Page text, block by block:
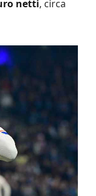
netti, circa